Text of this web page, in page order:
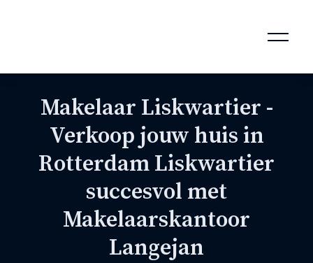
Makelaar Liskwartier -
Verkoop jouw huis in
Rotterdam Liskwartier
succesvol met
Makelaarskantoor
Langejan